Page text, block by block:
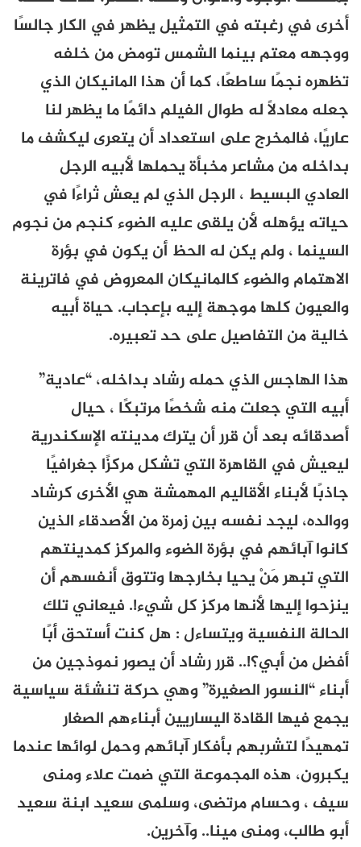
أخرى في رغبته في التمثيل يظهر في الكار جالسًا
ووجهه معتم بينما الشمس تومض من خلفه
تظهره نجمًا ساطعًا، كما أن هذا المانيكان الذي
جعله معادلًا له طوال الفيلم دائمًا ما يظهر لنا
عاريًا، فالمخرج على استعداد أن يتعرى ليكشف ما
بداخله من مشاعر مخبأة يحملها لأبيه الرجل
العادي البسيط ، الرجل الذي لم يعش ثراءًا في
حياته يؤهله لأن يلقى عليه الضوء كنجم من نجوم
السينما ، ولم يكن له الحظ أن يكون في بؤرة
الاهتمام والضوء كالمانيكان المعروض في فاترينة
والعيون كلها موجهة إليه بإعجاب. حياة أبيه
خالية من التفاصيل على حد تعبيره.
هذا الهاجس الذي حمله رشاد بداخله، “عادية”
أبيه التي جعلت منه شخصًا مرتبكًا ، حيال
أصدقائه بعد أن قرر أن يترك مدينته الإسكندرية
ليعيش في القاهرة التي تشكل مركزًا جغرافيًا
جاذبًا لأبناء الأقاليم المهمشة هي الأخرى كرشاد
ووالده، ليجد نفسه بين زمرة من الأصدقاء الذين
كانوا آبائهم في بؤرة الضوء والمركز كمدينتهم
التي تبهر مَنْ يحيا بخارجها وتتوق أنفسهم أن
ينزحوا إليها لأنها مركز كل شيء!. فيعاني تلك
الحالة النفسية ويتساءل : هل كنت أستحق أبًا
أفضل من أبي؟!.. قرر رشاد أن يصور نموذجين من
أبناء “النسور الصغيرة” وهي حركة تنشئة سياسية
يجمع فيها القادة اليساريين أبناءهم الصغار
تمهيدًا لتشربهم بأفكار آبائهم وحمل لوائها عندما
يكبرون، هذه المجموعة التي ضمت علاء ومنى
سيف ، وحسام مرتضى، وسلمى سعيد ابنة سعيد
أبو طالب، ومنى مينا.. وآخرين.